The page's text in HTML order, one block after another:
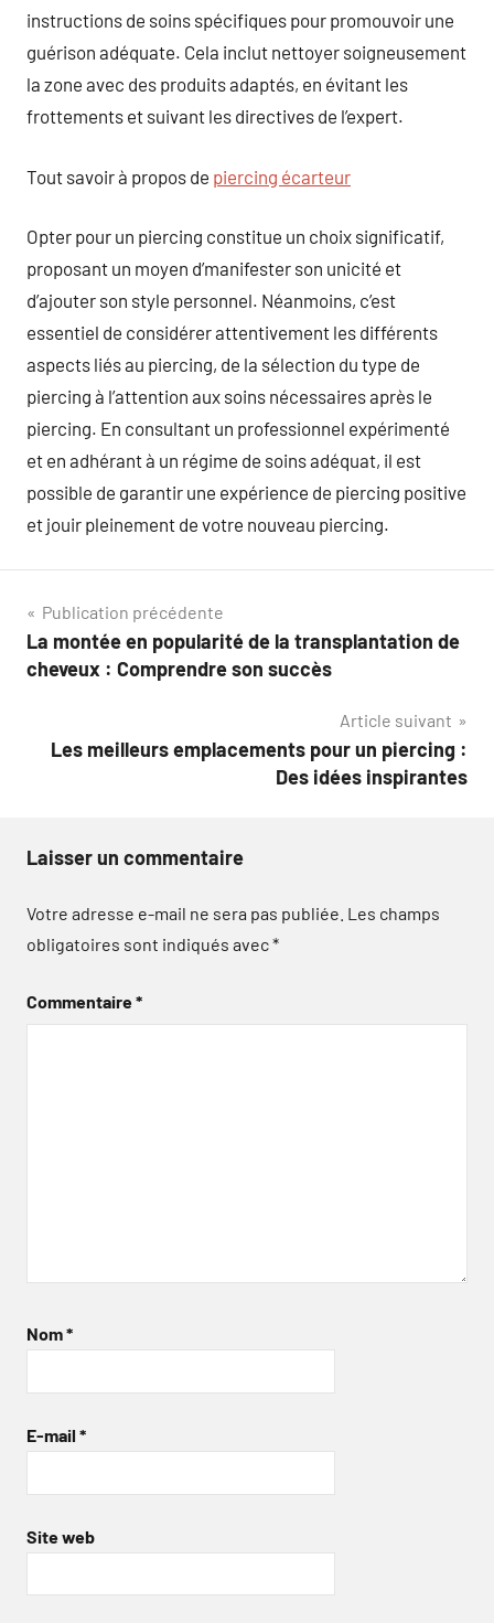
instructions de soins spécifiques pour promouvoir une
guérison adéquate. Cela inclut nettoyer soigneusement
la zone avec des produits adaptés, en évitant les
frottements et suivant les directives de l’expert.
Tout savoir à propos de piercing écarteur
Opter pour un piercing constitue un choix significatif,
proposant un moyen d’manifester son unicité et
d’ajouter son style personnel. Néanmoins, c’est
essentiel de considérer attentivement les différents
aspects liés au piercing, de la sélection du type de
piercing à l’attention aux soins nécessaires après le
piercing. En consultant un professionnel expérimenté
et en adhérant à un régime de soins adéquat, il est
possible de garantir une expérience de piercing positive
et jouir pleinement de votre nouveau piercing.
Navigation
de
Publication précédente
La montée en popularité de la transplantation de
cheveux : Comprendre son succès
Article suivant
Les meilleurs emplacements pour un piercing :
Des idées inspirantes
Laisser un commentaire
Votre adresse e-mail ne sera pas publiée. Les champs
obligatoires sont indiqués avec*
Commentaire*
Nom*
E-mail *
Site web